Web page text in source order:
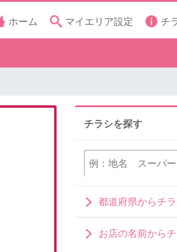
ホーム マイエリア設定 チ
チラシを探す
都道府県からチ
お店の名前から